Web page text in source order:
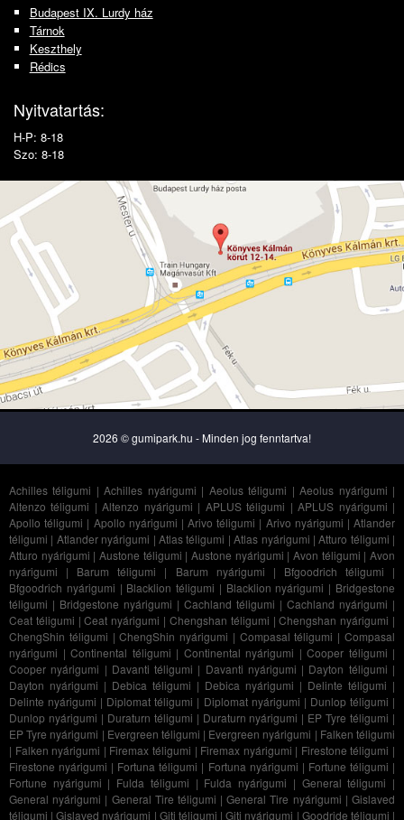
Budapest IX. Lurdy ház
Tárnok
Keszthely
Rédics
Nyitvatartás:
H-P: 8-18
Szo: 8-18
2026 © gumipark.hu - Minden jog fenntartva!
Achilles téligumi |Achilles nyárigumi | Aeolus téligumi |Aeolus nyárigumi |
Altenzo téligumi |Altenzo nyárigumi | APLUS téligumi |APLUS nyárigumi |
Apollo téligumi | Apollo nyárigumi |Arivo téligumi | Arivo nyárigumi |Atlander
téligumi | Atlander nyárigumi | Atlas téligumi |Atlas nyárigumi |Atturo téligumi |
Atturo nyárigumi |Austone téligumi |Austone nyárigumi |Avon téligumi |Avon
nyárigumi | Barum téligumi | Barum nyárigumi | Bfgoodrich téligumi |
Bfgoodrich nyárigumi | Blacklion téligumi | Blacklion nyárigumi | Bridgestone
téligumi | Bridgestone nyárigumi | Cachland téligumi | Cachland nyárigumi |
Ceat téligumi |Ceat nyárigumi | Chengshan téligumi |Chengshan nyárigumi |
ChengShin téligumi |ChengShin nyárigumi | Compasal téligumi |Compasal
nyárigumi | Continental téligumi | Continental nyárigumi | Cooper téligumi |
Cooper nyárigumi | Davanti téligumi | Davanti nyárigumi | Dayton téligumi |
Dayton nyárigumi | Debica téligumi | Debica nyárigumi | Delinte téligumi |
Delinte nyárigumi | Diplomat téligumi | Diplomat nyárigumi | Dunlop téligumi |
Dunlop nyárigumi | Duraturn téligumi | Duraturn nyárigumi | EP Tyre téligumi |
EP Tyre nyárigumi | Evergreen téligumi | Evergreen nyárigumi | Falken téligumi
| Falken nyárigumi | Firemax téligumi | Firemax nyárigumi | Firestone téligumi |
Firestone nyárigumi | Fortuna téligumi | Fortuna nyárigumi | Fortune téligumi |
Fortune nyárigumi | Fulda téligumi | Fulda nyárigumi | General téligumi |
General nyárigumi | General Tire téligumi |General Tire nyárigumi |Gislaved
téligumi |Gislaved nyárigumi | Giti téligumi |Giti nyárigumi | Goodride téligumi |